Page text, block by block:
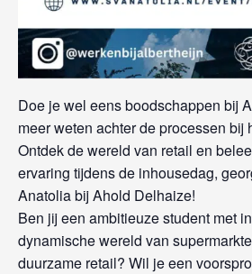
Doe je wel eens boodschappen bij
meer weten achter de processen bij
Ontdek de wereld van retail en
ervaring tijdens de inhousedag,
Anatolia bij Ahold Delhaize!
Ben jij een ambitieuze student met
dynamische wereld van
duurzame retail? Wil je een